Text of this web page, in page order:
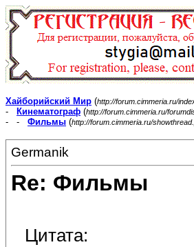
Хайборийский Мир (http://forum.cimmeria.ru/
-
Кинематограф (http://forum.cimmeria.ru/
- - Фильмы (http://forum.cimmeria.ru/
Germanik
Re: Фильмы
Цитата: